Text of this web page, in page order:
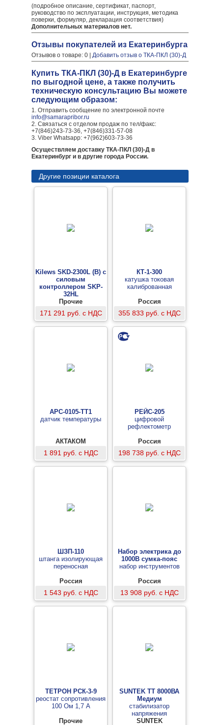
(подробное описание, сертификат, паспорт,
руководство по эксплуатации, инструкция, методика
поверки, формуляр, декларация соответствия)
Дополнительных материалов нет.
Отзывы покупателей из Екатеринбурга
Отзывов о товаре: 0 | Добавить отзыв о ТКА-ПКЛ (30)-Д
Купить ТКА-ПКЛ (30)-Д в Екатеринбурге
по выгодной цене, а также получить
техническую консультацию Вы можете
следующим образом:
1. Отправить сообщение по электронной почте
info@samarapribor.ru
2. Связаться с отделом продаж по тел/факс:
+7(846)243-73-36, +7(846)331-57-08
3. Viber Whatsapp: +7(962)603-73-36
Осуществляем доставку ТКА-ПКЛ (30)-Д в
Екатеринбург и в другие города России.
Другие позиции каталога
Kilews SKD-2300L (B) с
силовым
контроллером SKP-
32HL
винтоверт
Прочие
171 291 руб. с НДС
КТ-1-300
катушка токовая
калиброванная
Россия
355 833 руб. с НДС
АРС-0105-ТТ1
датчик температуры
АКТАКОМ
1 891 руб. с НДС
РЕЙС-205
цифровой
рефлектометр
Россия
198 738 руб. с НДС
ШЗП-110
штанга изолирующая
переносная
Россия
1 543 руб. с НДС
Набор электрика до
1000В сумка-пояс
набор инструментов
Россия
13 908 руб. с НДС
ТЕТРОН РСК-3-9
реостат сопротивления
100 Ом 1,7 А
Прочие
SUNTEK ТТ 8000ВА
Медиум
стабилизатор
напряжения
тиристорного типа
SUNTEK